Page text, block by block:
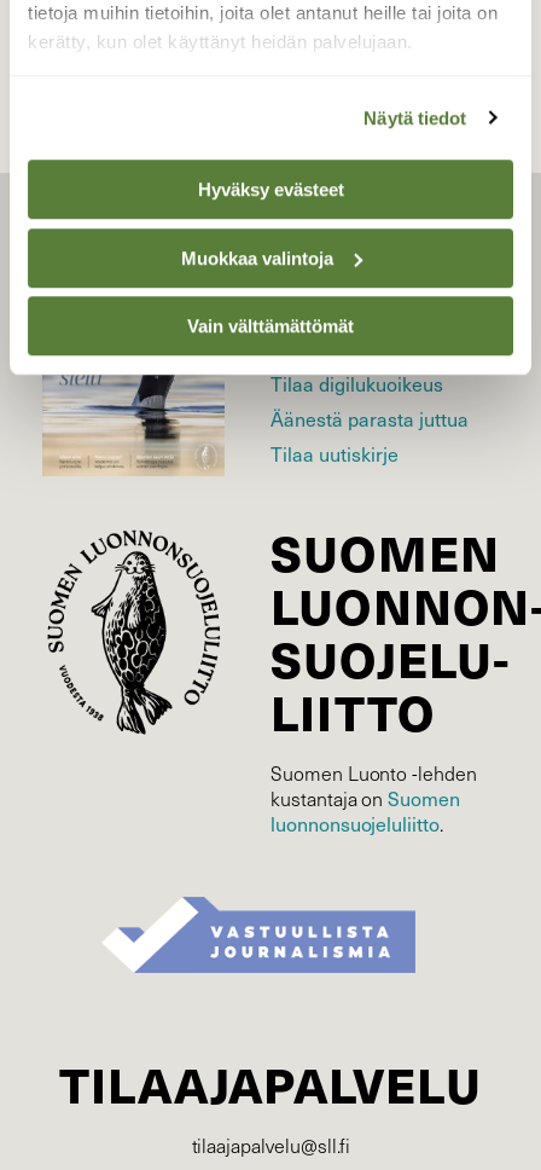
tietoja muihin tietoihin, joita olet antanut heille tai joita on
kerätty, kun olet käyttänyt heidän palvelujaan.
Näytä tiedot
Hyväksy evästeet
Muokkaa valintoja
Vain välttämättömät
Kilpailun etusivulle
LEHTI
Uusin lehti
Tilaa Suomen Luonto
Tilaa digilukuoikeus
Äänestä parasta juttua
Tilaa uutiskirje
SUOMEN
SUOJELU­
LIITTO
Suomen Luonto -lehden
kustantaja onSuomen
luonnonsuojelu­liitto.
TILAAJAPALVELU
tilaajapalvelu@sll.fi